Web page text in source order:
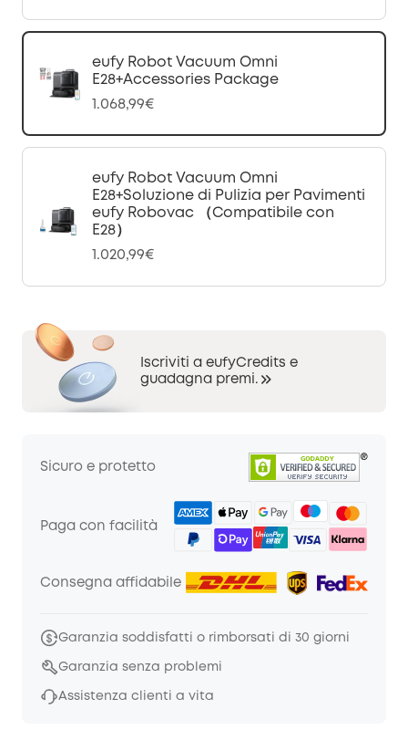
eufy Robot Vacuum Omni
E28+Accessories Package
1.068,99€
eufy Robot Vacuum Omni
E28+Soluzione di Pulizia per Pavimenti
eufy Robovac （Compatibile con
E28）
1.020,99€
Iscriviti a eufyCredits e
guadagna premi.
Sicuro e protetto
Paga con facilità
Consegna affidabile
Garanzia soddisfatti o rimborsati di 30 giorni
Garanzia senza problemi
Assistenza clienti a vita